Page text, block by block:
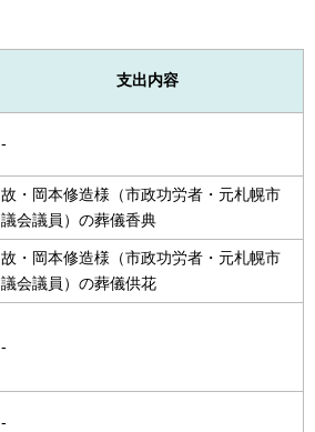
支出内容
-
故・岡本修造様（市政功労者・元札幌市
議会議員）の葬儀香典
故・岡本修造様（市政功労者・元札幌市
議会議員）の葬儀供花
-
-